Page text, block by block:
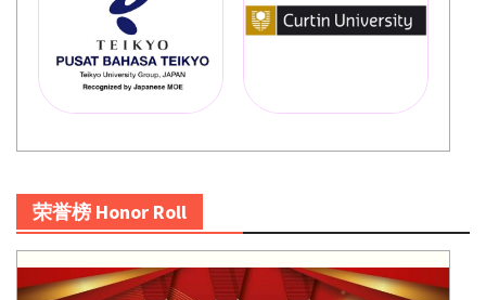
荣誉榜 Honor Roll